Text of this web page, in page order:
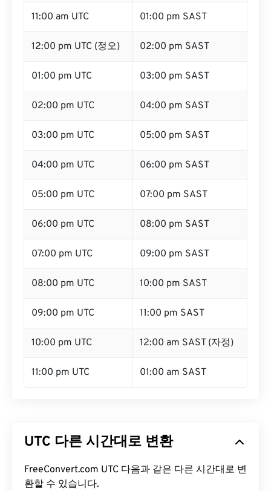
11:00 am UTC 01:00 pm SAST
12:00 pm UTC (정오) 02:00 pm SAST
01:00 pm UTC 03:00 pm SAST
02:00 pm UTC 04:00 pm SAST
03:00 pm UTC 05:00 pm SAST
04:00 pm UTC 06:00 pm SAST
05:00 pm UTC 07:00 pm SAST
06:00 pm UTC 08:00 pm SAST
07:00 pm UTC 09:00 pm SAST
08:00 pm UTC 10:00 pm SAST
09:00 pm UTC 11:00 pm SAST
10:00 pm UTC 12:00 am SAST (자정)
11:00 pm UTC 01:00 am SAST
UTC 다른 시간대로 변환
FreeConvert.com UTC 다음과 같은 다른 시간대로 변
환할 수 있습니다.